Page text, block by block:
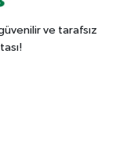
ve tarafsız